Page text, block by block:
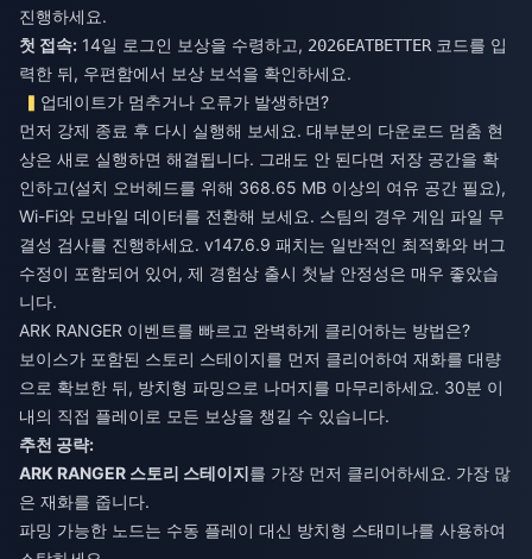
진행하세요.
첫 접속: 14일 로그인 보상을 수령하고, 2026EATBETTER 코드를 입
력한 뒤, 우편함에서 보상 보석을 확인하세요.
업데이트가 멈추거나 오류가 발생하면?
먼저 강제 종료 후 다시 실행해 보세요. 대부분의 다운로드 멈춤 현
상은 새로 실행하면 해결됩니다. 그래도 안 된다면 저장 공간을 확
인하고(설치 오버헤드를 위해 368.65 MB 이상의 여유 공간 필요),
Wi-Fi와 모바일 데이터를 전환해 보세요. 스팀의 경우 게임 파일 무
결성 검사를 진행하세요. v147.6.9 패치는 일반적인 최적화와 버그
수정이 포함되어 있어, 제 경험상 출시 첫날 안정성은 매우 좋았습
니다.
ARK RANGER 이벤트를 빠르고 완벽하게 클리어하는 방법은?
보이스가 포함된 스토리 스테이지를 먼저 클리어하여 재화를 대량
으로 확보한 뒤, 방치형 파밍으로 나머지를 마무리하세요. 30분 이
내의 직접 플레이로 모든 보상을 챙길 수 있습니다.
추천 공략:
ARK RANGER 스토리 스테이지를 가장 먼저 클리어하세요. 가장 많
은 재화를 줍니다.
파밍 가능한 노드는 수동 플레이 대신 방치형 스태미나를 사용하여